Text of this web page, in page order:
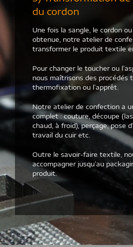
du cordon
Une fois la sangle, le cordon
obtenue, notre atelier de
transformer le produit textile
Pour changer le toucher ou
nous maîtrisons des procédés
thermofixation ou l’apprêt.
Notre atelier de confection a
complet : couture, découpe
chaud, à froid), perçage, pose
travail du cuir etc.
Outre le savoir-faire textile,
accompagner jusqu’au
produit.
Read More